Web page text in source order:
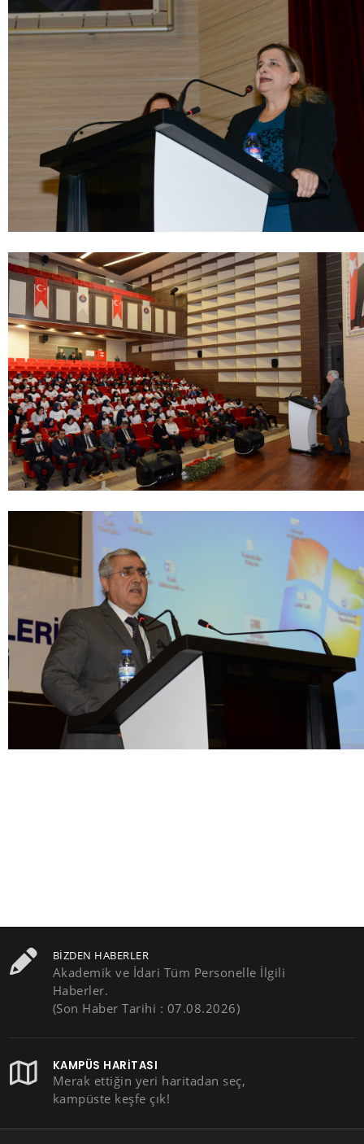
BIZDEN HABERLER
Akademik ve İdari Tüm Personelle İlgili
Haberler.
(Son Haber Tarihi : 07.08.2026)
KAMPÜS HARITASI
Merak ettiğin yeri haritadan seç,
kampüste keşfe çık!